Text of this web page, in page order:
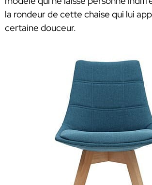
la rondeur de cette chaise qui lui
certaine douceur.